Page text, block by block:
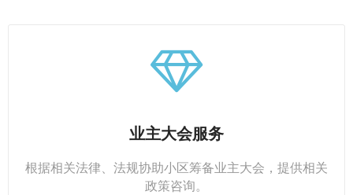
业主大会服务
根据相关法律、法规协助小区筹备业主大会，提供相关
政策咨询。